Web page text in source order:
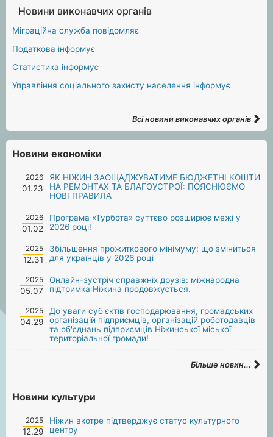
Новини виконавчих органів
Міграційна служба повідомляє
Податкова інформує
Статистика інформує
Управління соціального захисту населення інформує
Всі новини виконавчих органів
Новини економіки
2026
01.23
ЯК НІЖИН ЗАОЩАДЖУВАТИМЕ БЮДЖЕТНІ КОШТИ
НА РЕМОНТАХ ТА БЛАГОУСТРОЇ: ПОЯСНЮЄМО
НОВІ ПРАВИЛА
2026
01.02
Програма «Турбота» суттєво розширює межі у
2026 році!
2025
12.31
Збільшення прожиткового мінімуму: що зміниться
для українців у 2026 році
2025
05.07
Онлайн-зустріч справжніх друзів: міжнародна
підтримка Ніжина продовжується.
2025
04.29
До уваги суб'єктів господарювання, громадських
організацій підприємців, організацій роботодавців
та об'єднань підприємців Ніжинської міської
територіальної громади!
Більше новин...
Новини культури
2025
12.29
Ніжин вкотре підтверджує статус культурного
центру